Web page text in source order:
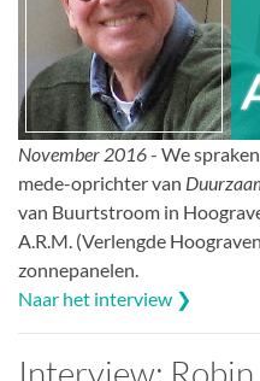
November 2016- We
mede-oprichter van
van Buurtstroom in
A.R.M. (Verlengde
zonnepanelen.
Naar het interview ❯
Interview: